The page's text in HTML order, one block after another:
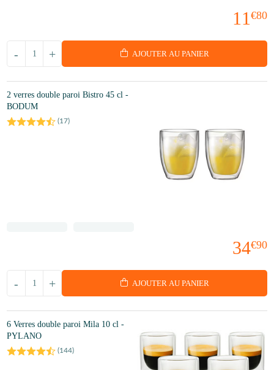
11 €80
+
- AJOUTER AU PANIER
2 verres double paroi Bistro 45 cl -
BODUM
(17)
34€90
+
- AJOUTER AU PANIER
6 Verres double paroi Mila 10 cl -
PYLANO
(144)